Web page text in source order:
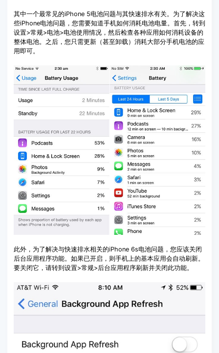
其中一个最常见的iPhone 5电池问题与其快速排水有关。为了解决这
些iPhone电池问题，您需要知道手机如何消耗电池电量。首先，转到
设置>常规>电池>电池使用情况，然后检查各种应用如何消耗设备的
整体电池。之后，您只需更新（甚至卸载）消耗大部分手机电池的应
用即可。
此外，为了解决与快速排水相关的iPhone 6s电池问题，您应该关闭
后台应用程序功能。如果已开启，则手机上的基本应用会自动刷新。
要关闭它，请转到设置>常规>后台应用程序刷新并关闭此功能。